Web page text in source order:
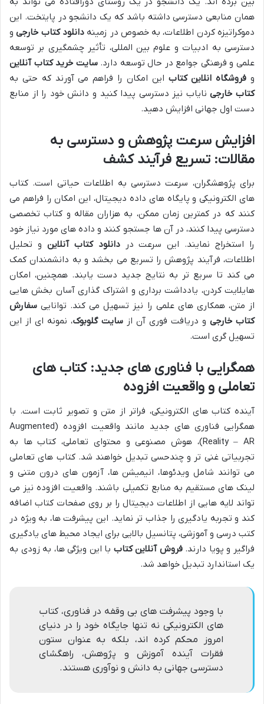
همان منابعی دسترسی داشته باشد که یک دانشجو در پایتخت. این
دموکراتیزه کردن اطلاعات، به خصوص در زمینهدانلود کتاب خارجیو
دسترسی به ادبیات و علوم بین المللی، تأثیر چشمگیری بر توسعه
علمی و فرهنگی جوامع در حال توسعه دارد.سایت خرید کتاب آنلاین
و فروشگاه انلاین کتاب این امکان را فراهم می آورند که حتی به
کتاب خارجینایاب نیز دسترسی پیدا کنید و دانش خود را از منابع
دست اول جهانی افزایش دهید.
افزایش سرعت پژوهش و دسترسی به
مقالات: تسریع فرآیند کشف
برای پژوهشگران، سرعت دسترسی به اطلاعات حیاتی است. کتاب
های الکترونیکی و پایگاه های داده دیجیتال، این امکان را فراهم می
کنند که در کمترین زمان ممکن، به هزاران مقاله و کتاب تخصصی
دسترسی پیدا کنند، در آن ها جستجو کنند و داده های مورد نیاز خود
را استخراج نمایند. این سرعت دردانلود کتاب آنلاین و تحلیل
اطلاعات، فرآیند پژوهش را تسریع می بخشد و به دانشمندان کمک
می کند تا سریع تر به نتایج جدید دست یابند. همچنین، امکان
هایلایت کردن، یادداشت برداری و اشتراک گذاری آسان بخش هایی
از متن، همکاری های علمی را نیز تسهیل می کند. توانایی سفارش
کتاب خارجی و دریافت فوری آن از سایت گلوبوک، نمونه ای از این
تسهیل گری است.
همگرایی با فناوری های جدید: کتاب های
تعاملی و واقعیت افزوده
آینده کتاب های الکترونیکی، فراتر از متن و تصویر ثابت است. با
همگرایی فناوری های جدید مانند واقعیت افزوده (Augmented
Reality – AR)، هوش مصنوعی و محتوای تعاملی، کتاب ها به
تجربیاتی غنی تر و چندحسی تبدیل خواهند شد. کتاب های تعاملی
می توانند شامل ویدئوها، انیمیشن ها، آزمون های درون متنی و
لینک های مستقیم به منابع تکمیلی باشند. واقعیت افزوده نیز می
تواند لایه هایی از اطلاعات دیجیتال را بر روی صفحات کتاب اضافه
کند و تجربه یادگیری را جذاب تر نماید. این پیشرفت ها، به ویژه در
کتب درسی و آموزشی، پتانسیل بالایی برای ایجاد محیط های یادگیری
فراگیر و پویا دارند.فروش آنلاین کتاب با این ویژگی ها، به زودی به
یک استاندارد تبدیل خواهد شد.
با وجود پیشرفت های بی وقفه در فناوری، کتاب
های الکترونیکی نه تنها جایگاه خود را در دنیای
امروز محکم کرده اند، بلکه به عنوان ستون
فقرات آینده آموزش و پژوهش، راهگشای
دسترسی جهانی به دانش و نوآوری هستند.